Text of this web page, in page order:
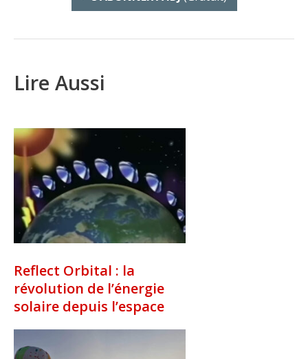
Lire Aussi
Reflect Orbital : la
révolution de l’énergie
solaire depuis l’espace